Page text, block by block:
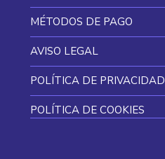
MÉTODOS DE PAGO
AVISO LEGAL
POLÍTICA DE PRIVACIDAD
POLÍTICA DE COOKIES